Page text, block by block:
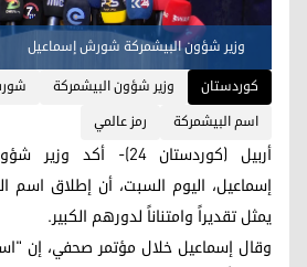
وزير شؤون البيشمركة شورش إسماعيل
کوردستان
وزير شؤون البيشمركة
اسم البيشمركة
رمز عالمي
أربيل (كوردستان 24)-
إسماعيل، اليوم السبت، أن إطلاق اسم
يمثل تقديراً وامتناناً لدورهم الكبير.
وقال إسماعيل خلال مؤتمر صحفي، إن